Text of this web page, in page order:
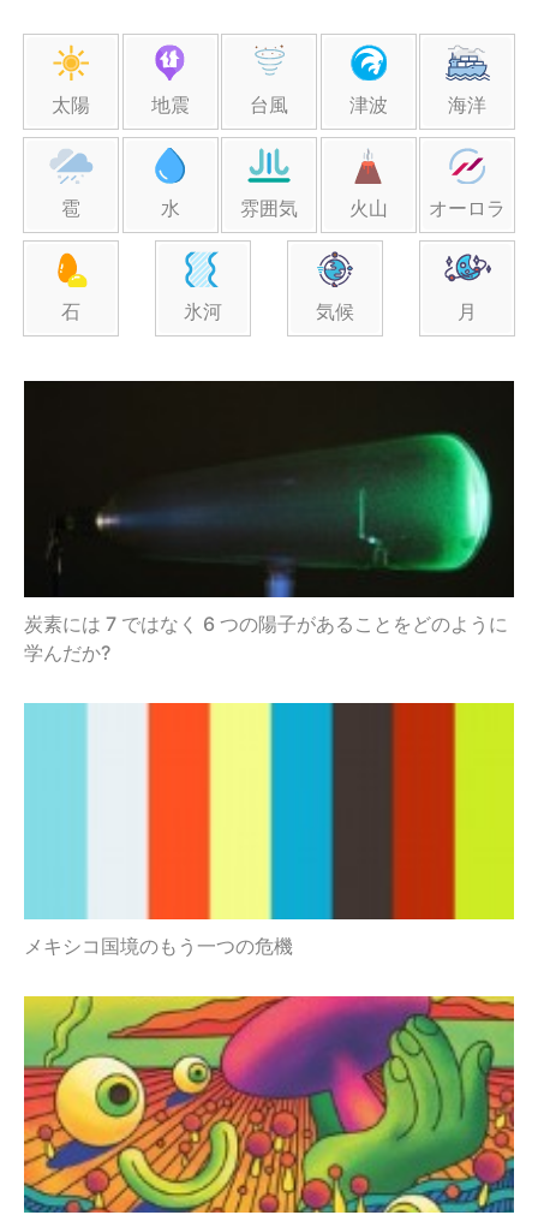
太陽 地震 台風 津波 海洋
雹 水 雰囲気 火山 オーロラ
石 氷河 気候 月
炭素には 7 ではなく 6 つの陽子があることをどのように
学んだか?
メキシコ国境のもう一つの危機